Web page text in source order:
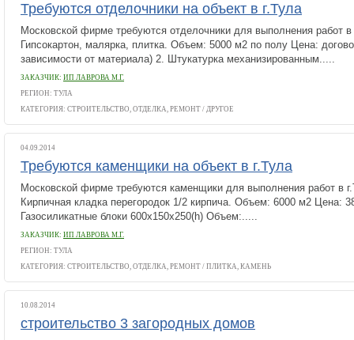
Требуются отделочники на объект в г.Тула
Московской фирме требуются отделочники для выполнения работ в
Гипсокартон, малярка, плитка. Объем: 5000 м2 по полу Цена:
зависимости от материала) 2. Штукатурка механизированным.....
ЗАКАЗЧИК: ИП ЛАВРОВА М.Г.
РЕГИОН: ТУЛА
КАТЕГОРИЯ: СТРОИТЕЛЬСТВО, ОТДЕЛКА, РЕМОНТ / ДРУГОЕ
04.09.2014
Требуются каменщики на объект в г.Тула
Московской фирме требуются каменщики для выполнения работ в
Кирпичная кладка перегородок 1/2 кирпича. Объем: 6000 м2 Цена:
Газосиликатные блоки 600х150х250(h) Объем:.....
ЗАКАЗЧИК: ИП ЛАВРОВА М.Г.
РЕГИОН: ТУЛА
КАТЕГОРИЯ: СТРОИТЕЛЬСТВО, ОТДЕЛКА, РЕМОНТ / ПЛИТКА, КАМЕНЬ
10.08.2014
строительство 3 загородных домов